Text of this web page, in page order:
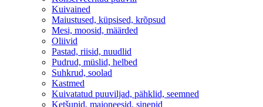
Kuivained
Maiustused, küpsised, krõpsud
Mesi, moosid, määrded
Oliivid
Pastad, riisid, nuudlid
Pudrud, müslid, helbed
Suhkrud, soolad
Kastmed
Kuivatatud puuviljad, pähklid, seemned
Ketšupid, majoneesid, sinepid